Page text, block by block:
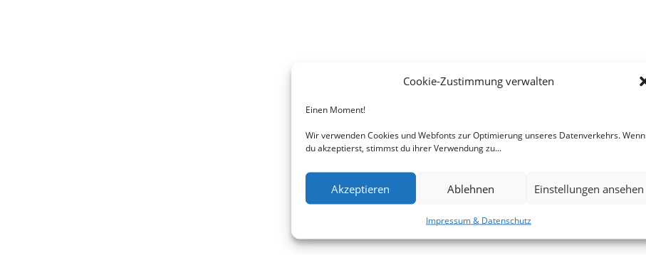
Cookie-Zustimmung verwalten
Einen Moment!
Wir verwenden Cookies und Webfonts zur Optimierung unseres Datenverkehrs. Wenn
du akzeptierst, stimmst du ihrer Verwendung zu...
Akzeptieren Ablehnen Einstellungen ansehen
Impressum & Datenschutz